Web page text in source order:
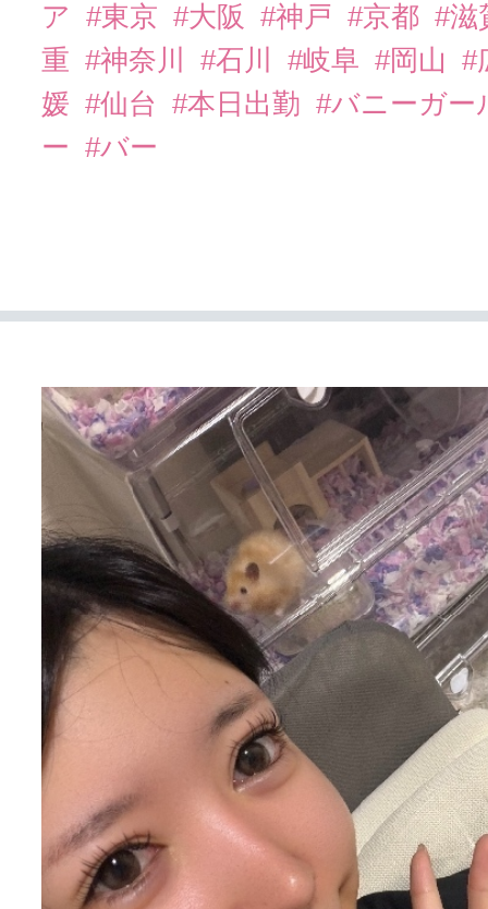
ア
#東京 #大阪 #神戸 #京都 #
重 #神奈川 #石川 #岐阜 #岡山
#
媛 #仙台 #本日出勤 #バニーガ
ー #バー